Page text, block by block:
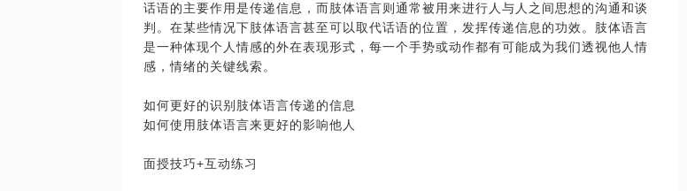
话语的主要作用是传递信息，而肢体语言则通常被用来进行人与人之间思想的沟通和谈
判。在某些情况下肢体语言甚至可以取代话语的位置，发挥传递信息的功效。肢体语言
是一种体现个人情感的外在表现形式，每一个手势或动作都有可能成为我们透视他人情
感，情绪的关键线索。
如何更好的识别肢体语言传递的信息
如何使用肢体语言来更好的影响他人
面授技巧+互动练习